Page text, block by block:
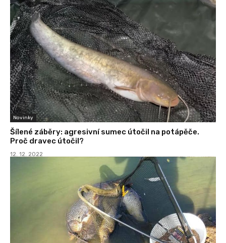
Novinky
Šílené záběry: agresivní sumec útočil na potápěče.
Proč dravec útočil?
12. 12. 2022